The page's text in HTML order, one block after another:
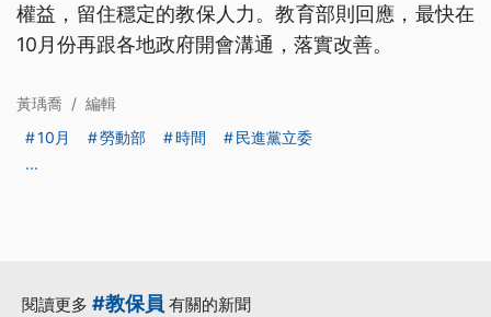
權益，留住穩定的教保人力。教育部則回應，最快在
10月份再跟各地政府開會溝通，落實改善。
黃瑀喬 / 編輯
10月
勞動部 時間
民進黨立委
...
閱讀更多 #教保員 有關的新聞